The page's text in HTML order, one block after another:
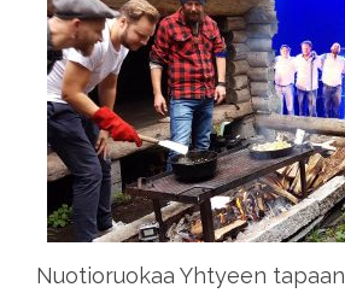
Nuotioruokaa Yhtyeen tapaan